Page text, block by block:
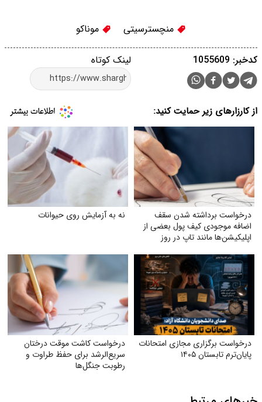
منچسترسیتی موناکو
لینک کوتاه کدخبر: 1055609
از کارزارهای زیر حمایت کنید:
درخواست برداشته شدن سقف
اضافه‌ موجودی کیف پول بعضی از
اپلیکیشن‌ها مانند تاپ در روز
نه به آزمایش روی حیوانات
درخواست برگزاری مجازی امتحانات
پایان‌ترم تابستان ۱۴۰۵
درخواست کاشت موقت درختان
سریع‌الرشد برای حفظ طراوت و
رطوبت جنگل‌ها